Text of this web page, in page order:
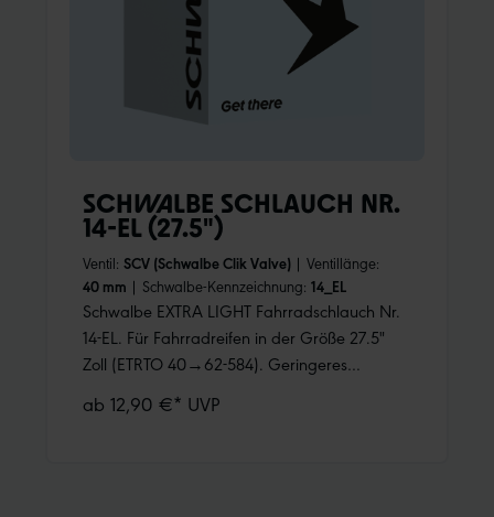
SCHWALBE SCHLAUCH NR.
14-EL (27.5")
Ventil: SCV (Schwalbe Clik Valve) | Ventillänge:
40 mm | Schwalbe-Kennzeichnung: 14_EL
Schwalbe EXTRA LIGHT Fahrradschlauch Nr.
14-EL. Für Fahrradreifen in der Größe 27.5"
Zoll (ETRTO 40→62-584). Geringeres
Schwalbe Standard Schlauch.
ab 12,90 €* UVP